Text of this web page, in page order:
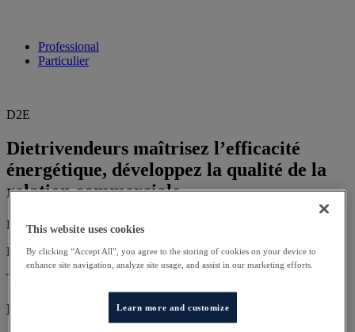
Professional
Particulier
D2E
Dietrivendeurs maîtrisez l’efficacité
énergétique, développez la qualité de la
relation commerciale
Durée: 3
Jour(s):
Prix:980,00 €
Type:
Description
This website uses cookies
By clicking “Accept All”, you agree to the storing of cookies on your device to
enhance site navigation, analyze site usage, and assist in our marketing efforts.
Learn more and customize